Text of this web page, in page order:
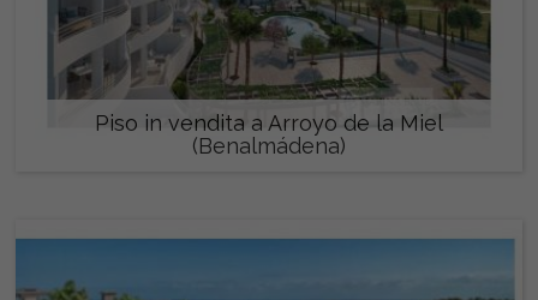
Piso in vendita a Arroyo de la Miel
(Benalmádena)